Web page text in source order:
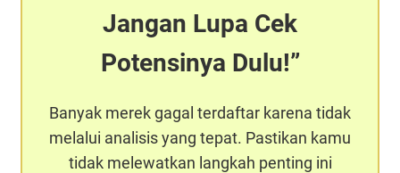
Jangan Lupa Cek
Potensinya Dulu!
Banyak merek gagal terdaftar karena tidak
melalui analisis yang tepat. Pastikan kamu
tidak melewatkan langkah penting ini